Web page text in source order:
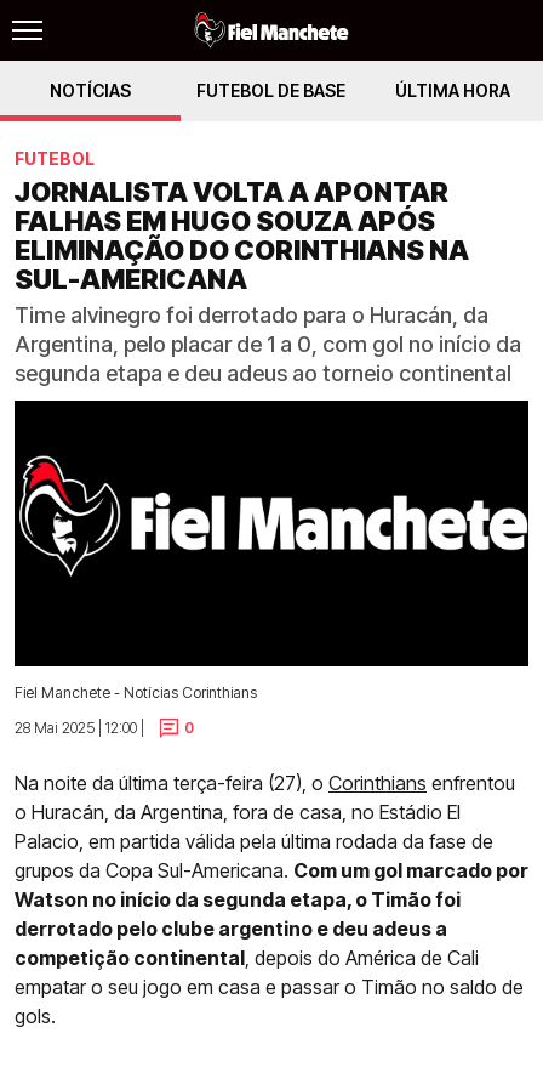
NOTÍCIAS FUTEBOL DE BASE ÚLTIMA HORA
FUTEBOL
JORNALISTA VOLTA A APONTAR
FALHAS EM HUGO SOUZA APÓS
ELIMINAÇÃO DO CORINTHIANS NA
SUL-AMERICANA
Time alvinegro foi derrotado para o Huracán, da
Argentina, pelo placar de 1 a 0, com gol no início da
segunda etapa e deu adeus ao torneio continental
Fiel Manchete - Notícias Corinthians
28 Mai 2025 | 12:00 |
0
Na noite da última terça-feira (27), o Corinthians enfrentou
o Huracán, da Argentina, fora de casa, no Estádio El
Palacio, em partida válida pela última rodada da fase de
grupos da Copa Sul-Americana. Com um gol marcado por
Watson no início da segunda etapa, o Timão foi
derrotado pelo clube argentino e deu adeus a
competição continental, depois do América de Cali
empatar o seu jogo em casa e passar o Timão no saldo de
gols.